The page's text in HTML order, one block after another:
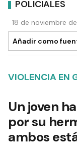
POLICIALES
18 de noviembre
Añadir como
VIOLENCIA EN
Un joven
por su
ambos